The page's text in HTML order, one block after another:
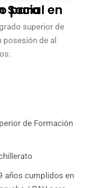
superior de
de al
de Formación
años cumplidos en